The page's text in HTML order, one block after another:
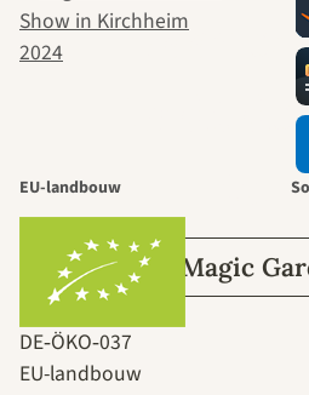
naar
leidt
Over Magic
EU-landbouw
DE‑ÖKO‑037
EU-landbouw